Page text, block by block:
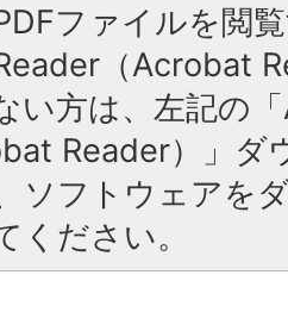
ファイルを閲
（Acrobat
い方は、左記の
Reader）」ダ
ソフトウェアを
ください。